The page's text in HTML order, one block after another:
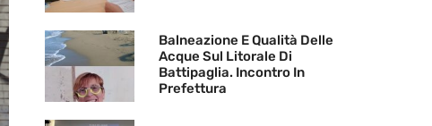
Balneazione E Qualità Delle
Acque Sul Litorale Di
Battipaglia. Incontro In
Prefettura